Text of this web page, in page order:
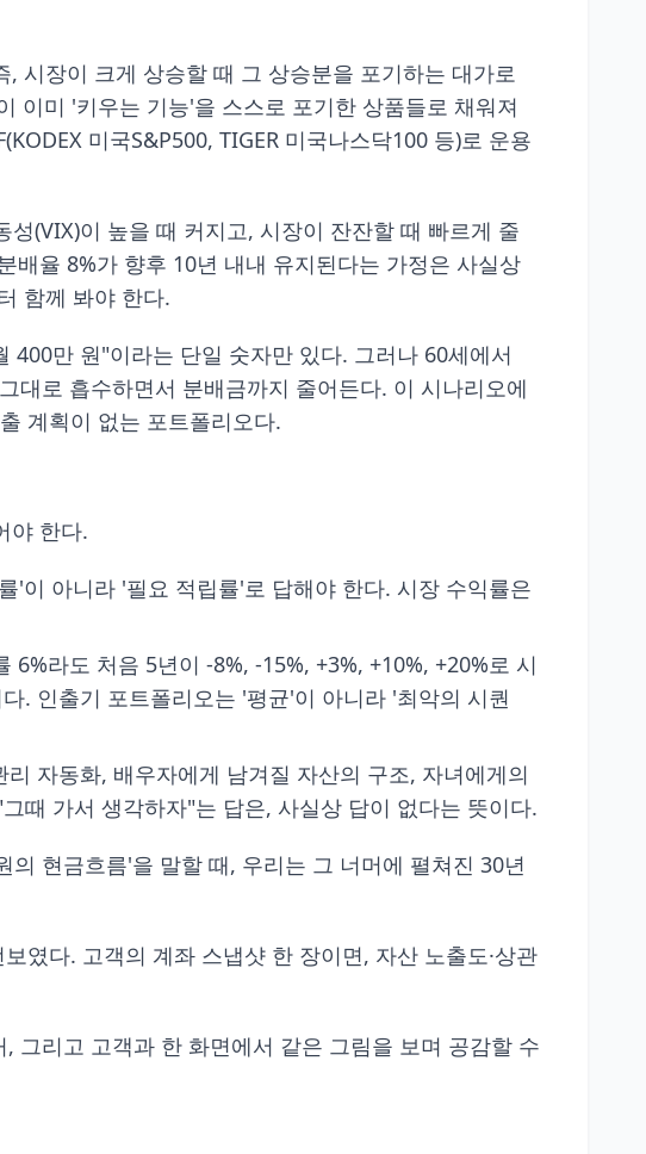
시장이 크게 상승할 때 그 상승분을 포기하는 대가로
이미 '키우는 기능'을 스스로 포기한 상품들로 채워져
미국S&P500, TIGER 미국나스닥100 등)로 운용
(VIX)이 높을 때 커지고, 시장이 잔잔할 때 빠르게 줄
배율 8%가 향후 10년 내내 유지된다는 가정은 사실상
함께 봐야 한다.
만 원"이라는 단일 숫자만 있다. 그러나 60세에서
대로 흡수하면서 분배금까지 줄어든다. 이 시나리오에
계획이 없는 포트폴리오다.
야 한다.
'이 아니라 '필요 적립률'로 답해야 한다. 시장 수익률은
라도 처음 5년이 -8%, -15%, +3%, +10%, +20%로 시
. 인출기 포트폴리오는 '평균'이 아니라 '최악의 시퀀
자동화, 배우자에게 남겨질 자산의 구조, 자녀에게의
때 가서 생각하자"는 답은, 사실상 답이 없다는 뜻이다.
현금흐름'을 말할 때, 우리는 그 너머에 펼쳐진 30년
였다. 고객의 계좌 스냅샷 한 장이면, 자산 노출도·상관
그리고 고객과 한 화면에서 같은 그림을 보며 공감할 수